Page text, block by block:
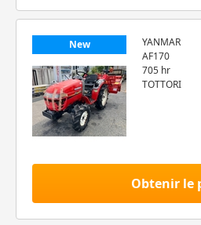
New
YANMAR
AF170
705 hr
TOTTORI
Obtenir le